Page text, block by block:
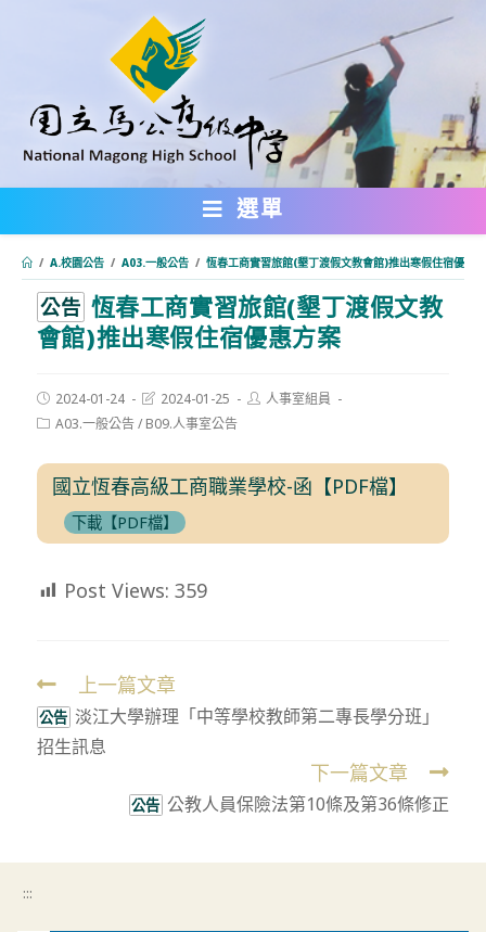
內
選單
/ A.校園公告 / A03.一般公告 / 恆春工商實習旅館(墾丁渡假文教會館)推出寒假住宿優惠
公告 恆春工商實習旅館(墾丁渡假文教
會館)推出寒假住宿優惠方案
Post
published:
2024-01-24
Post
modified:
2024-01-25
Post人事室組員
PostA03.一般公告/ B09.人事室公告
國立恆春高級工商職業學校-函【PDF檔】
下載【PDF檔】
Post Views: 359
Read
more
articles
上一篇文章
公告 淡江大學辦理「中等學校教師第二專長學分班」
招生訊息
下一篇文章
公告 公教人員保險法第10條及第36條修正
:::